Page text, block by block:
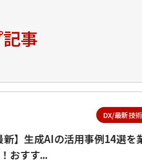
事
【DX事例32選】業界別の
DX推進のカギと共通点...